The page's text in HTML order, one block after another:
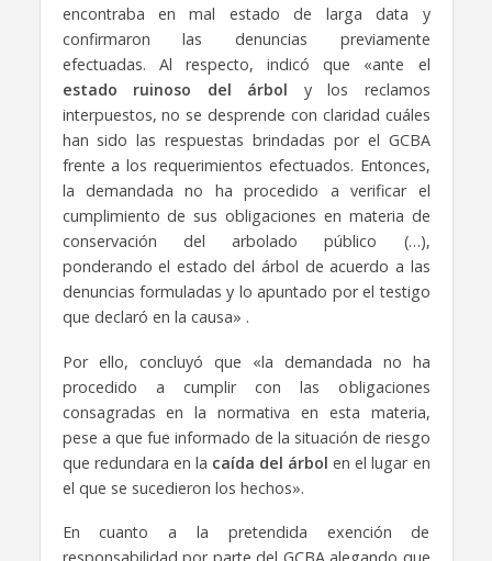
encontraba en mal estado de larga data y
confirmaron las denuncias previamente
efectuadas. Al respecto, indicó que «ante el
estado ruinoso del árbol y los reclamos
interpuestos, no se desprende con claridad cuáles
han sido las respuestas brindadas por el GCBA
frente a los requerimientos efectuados. Entonces,
la demandada no ha procedido a verificar el
cumplimiento de sus obligaciones en materia de
conservación del arbolado público (…),
ponderando el estado del árbol de acuerdo a las
denuncias formuladas y lo apuntado por el testigo
que declaró en la causa» .
Por ello, concluyó que «la demandada no ha
procedido a cumplir con las obligaciones
consagradas en la normativa en esta materia,
pese a que fue informado de la situación de riesgo
que redundara en la caída del árbol en el lugar en
el que se sucedieron los hechos».
En cuanto a la pretendida exención de